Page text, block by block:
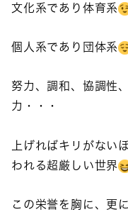
文化系であり体育系
個人系であり団体系
努力、調和、協調性
力・・・
上げればキリがない
われる超厳しい世界
この栄誉を胸に、更